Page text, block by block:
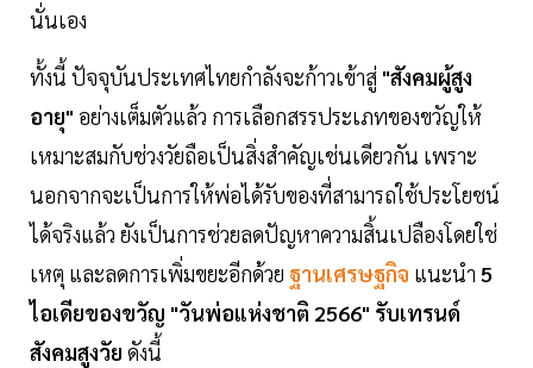
นั่นเอง
ทั้งนี้ ปัจจุบันประเทศไทยกำลังจะก้าวเข้าสู่ "สังคมผู้สูง
อายุ" อย่างเต็มตัวแล้ว การเลือกสรรประเภทของขวัญให้
เหมาะสมกับช่วงวัยถือเป็นสิ่งสำคัญเช่นเดียวกัน เพราะ
นอกจากจะเป็นการให้พ่อได้รับของที่สามารถใช้ประโยชน์
ได้จริงแล้ว ยังเป็นการช่วยลดปัญหาความสิ้นเปลืองโดยใช่
เหตุ และลดการเพิ่มขยะอีกด้วย ฐานเศรษฐกิจ แนะนำ 5
ไอเดียของขวัญ "วันพ่อแห่งชาติ 2566" รับเทรนด์
สังคมสูงวัย ดังนี้